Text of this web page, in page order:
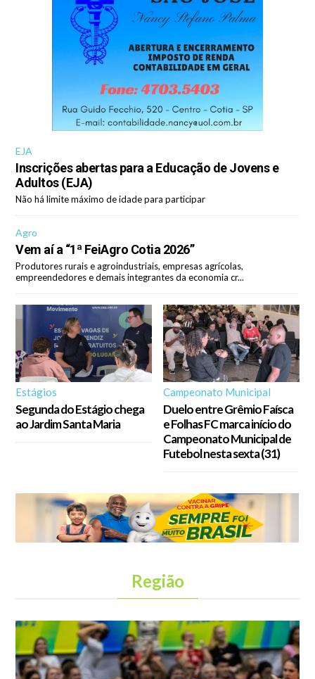
EJA
Inscrições abertas para a Educação de Jovens e
Adultos (EJA)
Não há limite máximo de idade para participar
Agro
Vem aí a “1ª FeiAgro Cotia 2026”
Produtores rurais e agroindustriais, empresas agrícolas,
empreendedores e demais integrantes da economia cr...
Estágios
Segunda do Estágio chega
ao Jardim Santa Maria
Campeonato Municipal
Duelo entre Grêmio Faísca
e Folhas FC marca início do
Campeonato Municipal de
Futebol nesta sexta (31)
Região